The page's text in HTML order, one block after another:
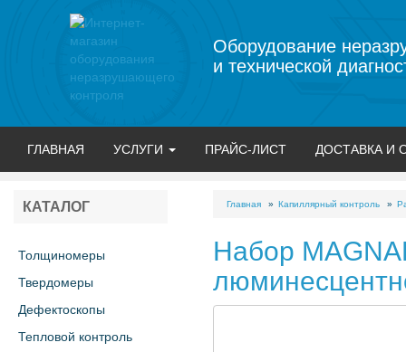
Оборудование
и технической
ГЛАВНАЯ УСЛУГИ ПРАЙС-ЛИСТ ДОСТАВКА И
КАТАЛОГ
Толщиномеры
Твердомеры
Дефектоскопы
Тепловой контроль
Главная Капиллярный контроль
Набор